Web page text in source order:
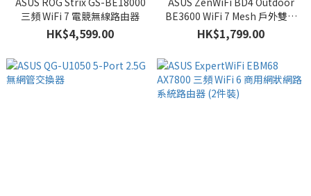
三頻 WiFi 7 電競無線路由器
HK$4,599.00
BE3600 WiFi 7 Mesh 戶外雙頻
網狀系統路由器
HK$1,799.00